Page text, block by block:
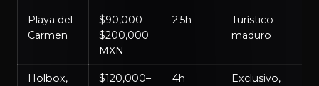
Playa del
Carmen
$90,000–
$200,000
MXN
2.5h
Turístico
maduro
Holbox,
$120,000–
4h
Exclusivo,